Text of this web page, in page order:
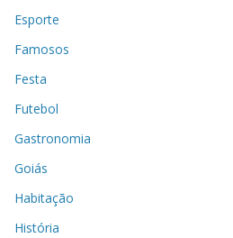
Esporte
Famosos
Festa
Futebol
Gastronomia
Goiás
Habitação
História